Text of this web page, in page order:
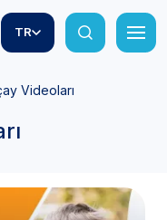
TR
Videoları